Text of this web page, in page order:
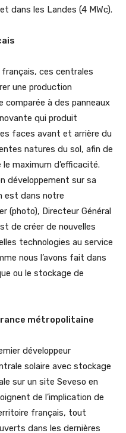
dans les Landes (4 MWc).
français, ces centrales
une production
comparée à des panneaux
qui produit
faces avant et arrière du
natures du sol, afin de
maximum d’efficacité.
développement sur sa
est dans notre
(photo), Directeur Général
de créer de nouvelles
technologies au service
nous l’avons fait dans
ou le stockage de
métropolitaine
développeur
solaire avec stockage
sur un site Seveso en
de l’implication de
français, tout
dans les dernières